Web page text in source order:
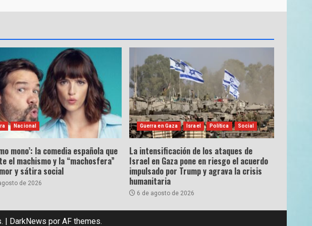
Nacional
mono’: la comedia española que
el machismo y la “machosfera”
y sátira social
de 2026
Guerra en Gaza Israel Política Social
La intensificación de los ataques de
Israel en Gaza pone en riesgo el acuerdo
impulsado por Trump y agrava la crisis
humanitaria
6 de agosto de 2026
| DarkNews por AF themes.